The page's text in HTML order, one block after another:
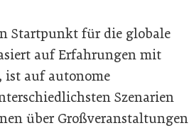
Startpunkt für die globale
auf Erfahrungen mit
ist auf autonome
Szenarien
über Großveranstaltungen